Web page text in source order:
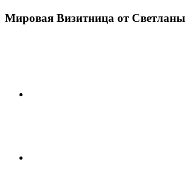
Мировая Визитница от Светланы